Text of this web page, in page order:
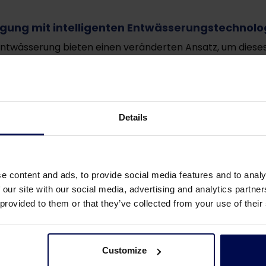
Details
content and ads, to provide social media features and to
site with our social media, advertising and analytics
to them or that they’ve collected from your use of
Customize
mit intelligenten
bieten einen veränderten Ansatz, um
reduzieren wir den Wassergehalt
dass der gesamte Entsorgungsprozess
Bedarf
Bedürfnisse und Herausforderungen hat, wenn es
so konzipiert, dass sie anpassungsfähig und
passen. Ganz gleich ob es Ihr Ziel ist die
Vorschriften sicherzustellen, unsere
senkt nicht nur die mit der Schlammentsorgung